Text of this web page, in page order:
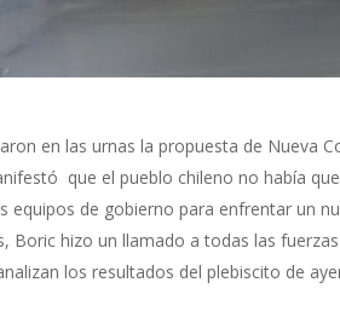
en las urnas la propuesta de Nueva
que el pueblo chileno no había
de gobierno para enfrentar un
hizo un llamado a todas las
los resultados del plebiscito de